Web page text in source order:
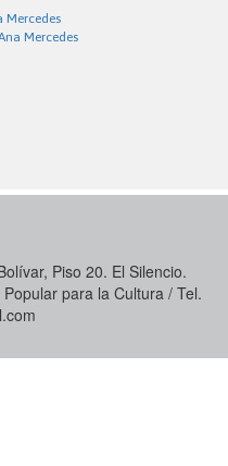
Mercedes
Mercedes
Piso 20. El Silencio.
para la Cultura / Tel.